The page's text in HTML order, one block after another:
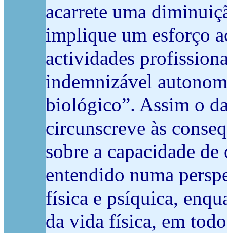
acarrete uma
implique um esforço
actividades
indemnizável
biológico”. Assim o
circunscreve às
sobre a capacidade
entendido numa
física e psíquica,
da vida física, em